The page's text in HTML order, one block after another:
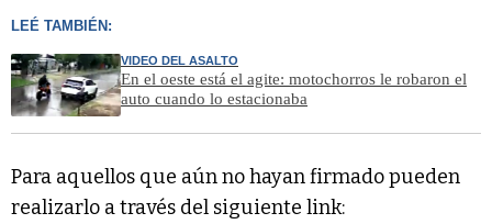
LEÉ TAMBIÉN:
VIDEO DEL ASALTO
En el oeste está el agite: motochorros le robaron el
auto cuando lo estacionaba
Para aquellos que aún no hayan firmado pueden
realizarlo a través del siguiente link: